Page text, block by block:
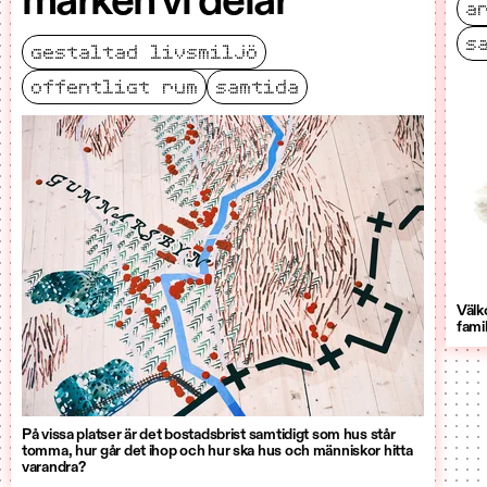
gestaltad livsmiljö
offentligt rum
samtida
På vissa platser är det bostadsbrist samtidigt som hus står
tomma, hur går det ihop och hur ska hus och människor hitta
varandra?